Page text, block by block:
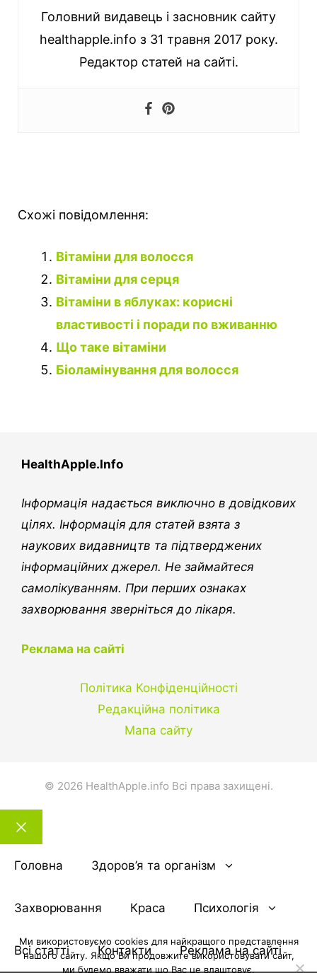
Головний видавець і засновник сайту
healthapple.info з 31 травня 2017 року.
Редактор статей на сайті.
Схожі повідомлення:
Вітаміни для волосся
Вітаміни для серця
Вітаміни в яблуках: корисні
властивості і поради по вживанню
Що таке вітаміни
Біоламінування для волосся
HealthApple.Info
Інформація надається виключно в довідкових
цілях. Інформація для статей взята з
наукових видавництв та підтверджених
інформаційних джерел. Не займайтеся
самолікуванням. При перших ознаках
захворювання зверніться до лікаря.
Реклама на сайті
Політика Конфіденційності
Редакційна політика
Мапа сайту
© 2026 HealthApple.info Всі права захищені.
Закрити
тему
Головна Здоров’я та організм
Захворювання Краса Психологія
Всі статті Контакти Реклама на сайті
Ми використовуємо cookies для найкращого представлення
нашого сайту. Якщо Ви продовжите використовувати сайт,
ми будемо вважати що Вас це влаштовує.